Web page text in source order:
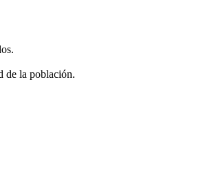
de la población.